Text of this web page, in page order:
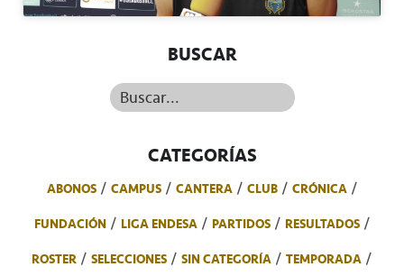
BUSCAR
Buscar...
CATEGORÍAS
ABONOS CAMPUS CANTERA CLUB
CRÓNICA
FUNDACIÓN
LIGA ENDESA PARTIDOS
RESULTADOS
ROSTER
SELECCIONES SIN CATEGORÍA
TEMPORADA